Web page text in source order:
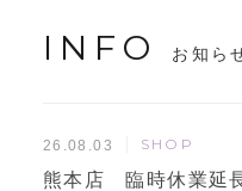
INFO お知ら
26.08.03 SHOP
熊本店 臨時休業延